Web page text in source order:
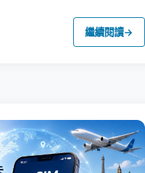
繼續閱讀→